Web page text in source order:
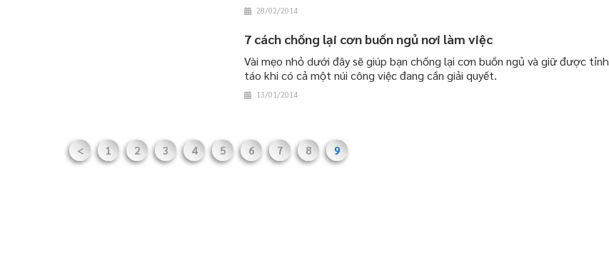
28/02/2014
7 cách chống lại cơn buồn ngủ nơi làm việc
Vài mẹo nhỏ dưới đây sẽ giúp bạn chống lại cơn buồn ngủ và giữ được tỉnh
táo khi có cả một núi công việc đang cần giải quyết.
13/01/2014
< 1 2 3 4 5 6 7 8 9